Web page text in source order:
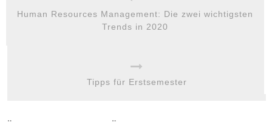
Human Resources Management: Die zwei wichtigsten
Trends in 2020
Tipps für Erstsemester